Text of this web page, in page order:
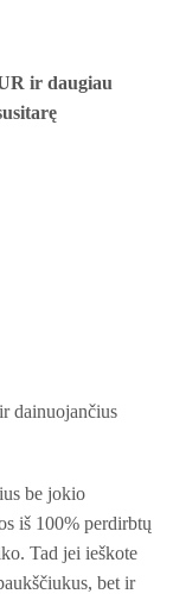
ir daugiau
dainuojančius
be jokio
iš 100% perdirbtų
Tad jei ieškote
bet ir